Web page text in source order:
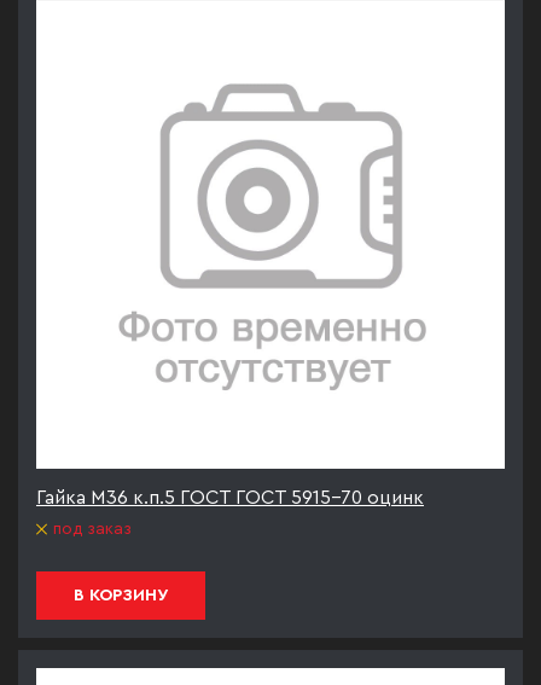
Гайка М36 к.п.5 ГОСТ ГОСТ 5915-70 оцинк
под заказ
В КОРЗИНУ